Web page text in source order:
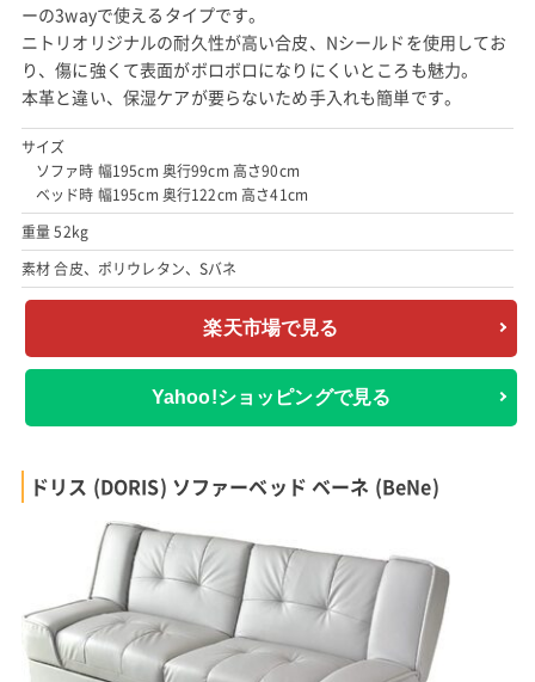
ーの3wayで使えるタイプです。
ニトリオリジナルの耐久性が高い合皮、Nシールドを使用してお
り、傷に強くて表面がボロボロになりにくいところも魅力。
本革と違い、保湿ケアが要らないため手入れも簡単です。
サイズ
ソファ時 幅195cm 奥行99cm 高さ90cm
ベッド時 幅195cm 奥行122cm 高さ41cm
重量 52kg
素材 合皮、ポリウレタン、Sバネ
楽天市場で見る
Yahoo!ショッピングで見る
ドリス (DORIS) ソファーベッド ベーネ (BeNe)